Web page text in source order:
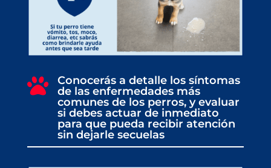

Conocerás a detalle los síntomas
de las enfermedades más
comunes de los perros, y evaluar
si debes actuar de inmediato
para que pueda recibir atención
sin dejarle secuelas